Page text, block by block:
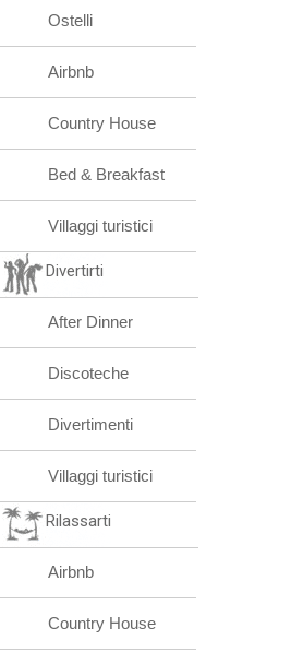
Ostelli
Airbnb
Country House
Bed & Breakfast
Villaggi turistici
Divertirti
After Dinner
Discoteche
Divertimenti
Villaggi turistici
Rilassarti
Airbnb
Country House